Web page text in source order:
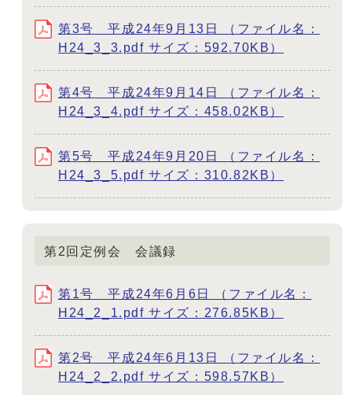
第3号 平成24年9月13日 （ファイル名：
H24_3_3.pdf サイズ：592.70KB）
第4号 平成24年9月14日 （ファイル名：
H24_3_4.pdf サイズ：458.02KB）
第5号 平成24年9月20日 （ファイル名：
H24_3_5.pdf サイズ：310.82KB）
第2回定例会 会議録
第1号 平成24年6月6日 （ファイル名：
H24_2_1.pdf サイズ：276.85KB）
第2号 平成24年6月13日 （ファイル名：
H24_2_2.pdf サイズ：598.57KB）